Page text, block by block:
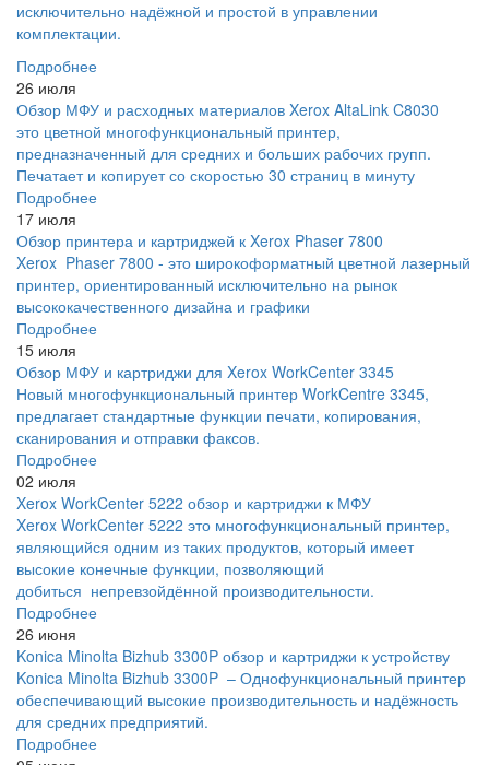
исключительно надёжной и простой в управлении
комплектации.
Подробнее
26 июля
Обзор МФУ и расходных материалов Xerox AltaLink C8030
это цветной многофункциональный принтер,
предназначенный для средних и больших рабочих групп.
Печатает и копирует со скоростью 30 страниц в минуту
Подробнее
17 июля
Обзор принтера и картриджей к Xerox Phaser 7800
Xerox Phaser 7800 - это широкоформатный цветной лазерный
принтер, ориентированный исключительно на рынок
высококачественного дизайна и графики
Подробнее
15 июля
Обзор МФУ и картриджи для Xerox WorkCenter 3345
Новый многофункциональный принтер WorkCentre 3345,
предлагает стандартные функции печати, копирования,
сканирования и отправки факсов.
Подробнее
02 июля
Xerox WorkCenter 5222 обзор и картриджи к МФУ
Xerox WorkCenter 5222 это многофункциональный принтер,
являющийся одним из таких продуктов, который имеет
высокие конечные функции, позволяющий
добиться непревзойдённой производительности.
Подробнее
26 июня
Konica Minolta Bizhub 3300P обзор и картриджи к устройству
Konica Minolta Bizhub 3300P – Однофункциональный принтер
обеспечивающий высокие производительность и надёжность
для средних предприятий.
Подробнее